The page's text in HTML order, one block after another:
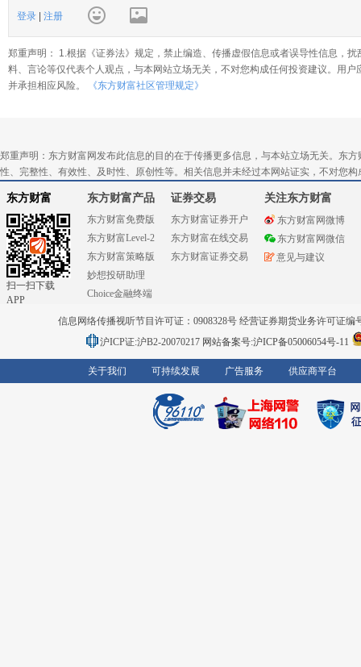
登录 注册
郑重声明： 1.根据《证券法》规定，禁止编造、传播虚假信息或者误导性信息，
料、言论等仅代表个人观点，与本网站立场无关，不对您构成任何投资建议。用
并承担相应风险。
《东方财富社区管理规定》
郑重声明：东方财富网发布此信息的目的在于传播更多信息，与本站立场无关。东
性、完整性、有效性、及时性、原创性等。相关信息并未经过本网站证实，不对您
东方财富
扫一扫下载
APP
东方财富产品
东方财富免费版
东方财富Level-2
东方财富策略版
妙想投研助理
Choice金融终端
证券交易
东方财富证券开户
东方财富在线交易
东方财富证券交易
关注东方财富
东方财富网微博
东方财富网微信
意见与建议
信息网络传播视听节目许可证：0908328号 经营证券期货业务许可证编
沪ICP证:沪B2-20070217 网站备案号:沪ICP备05006054号-11
关于我们 可持续发展 广告服务 供应商平台